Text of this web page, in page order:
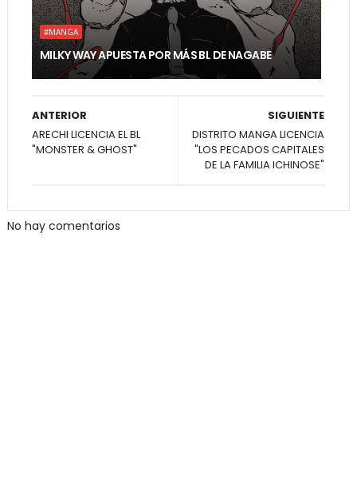
#MANGA
MILKY WAY APUESTA POR MÁS BL DE NAGABE
SIGUIENTE
DISTRITO MANGA LICENCIA
"LOS PECADOS CAPITALES
DE LA FAMILIA ICHINOSE"
ANTERIOR
ARECHI LICENCIA EL BL
"MONSTER & GHOST"
No hay comentarios